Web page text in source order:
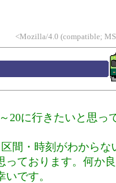
<Mozilla/4.0 (compatible;
20に行きたいと思っ
間・時刻がわからな
っております。何か
です。